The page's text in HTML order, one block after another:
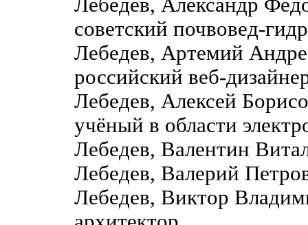
советский почвовед-
Лебедев, Артемий
российский веб-
Лебедев, Алексей
учёный в области
Лебедев, Валентин
Лебедев, Валерий
Лебедев, Виктор